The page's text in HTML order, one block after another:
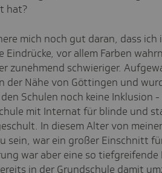
hat?
mich noch gut daran, dass ich
Eindrücke, vor allem Farben
zunehmend schwieriger.
der Nähe von Göttingen und
Schulen noch keine Inklusion
mit Internat für blinde und
In diesem Alter von
sein, war ein großer Einschnitt
war aber eine so tiefgreifende
in der Grundschule damit